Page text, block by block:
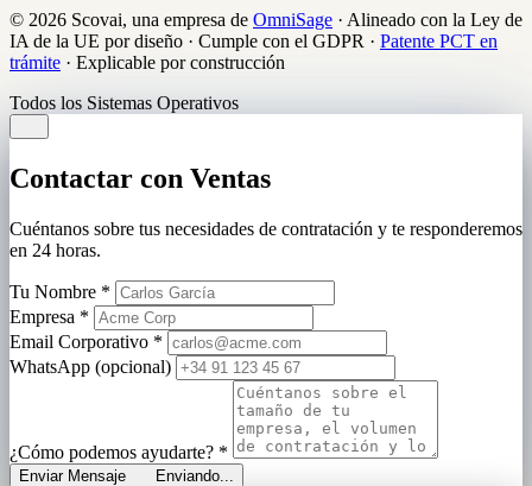
© 2026 Scovai, una empresa de OmniSage · Alineado con la Ley de
IA de la UE por diseño · Cumple con el GDPR · Patente PCT en
trámite · Explicable por construcción
Todos los Sistemas Operativos
Contactar con Ventas
Cuéntanos sobre tus necesidades de contratación y te responderemos
en 24 horas.
Tu Nombre *
Empresa *
Email Corporativo *
WhatsApp (opcional)
¿Cómo podemos ayudarte? *
Enviar Mensaje Enviando...